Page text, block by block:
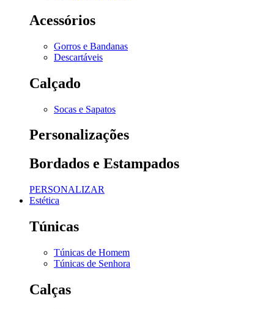
Acessórios
Gorros e Bandanas
Descartáveis
Calçado
Socas e Sapatos
Personalizações
Bordados e Estampados
PERSONALIZAR
Estética
Túnicas
Túnicas de Homem
Túnicas de Senhora
Calças